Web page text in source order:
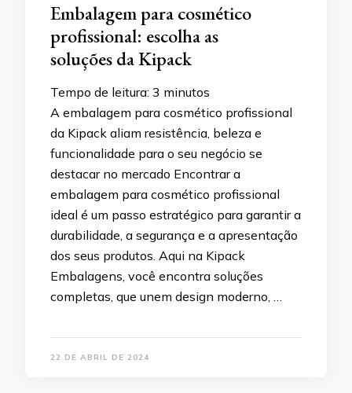
Embalagem para cosmético
profissional: escolha as
soluções da Kipack
Tempo de leitura: 3 minutos
A embalagem para cosmético profissional
da Kipack aliam resistência, beleza e
funcionalidade para o seu negócio se
destacar no mercado Encontrar a
embalagem para cosmético profissional
ideal é um passo estratégico para garantir a
durabilidade, a segurança e a apresentação
dos seus produtos. Aqui na Kipack
Embalagens, você encontra soluções
completas, que unem design moderno, …
22 DE ABRIL DE 2024